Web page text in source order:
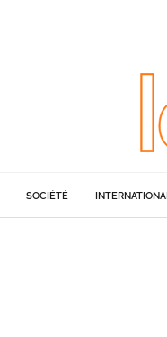
SOCIÉTÉ